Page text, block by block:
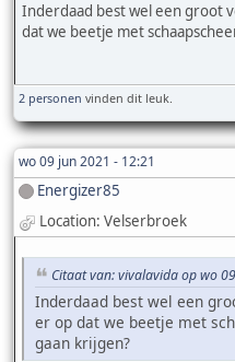
Inderdaad best wel een groot
dat we beetje met
2 personen vinden dit leuk.
wo 09 jun 2021 - 12:21
Energizer85
Location: Velserbroek
Citaat van: vivalavida op wo
Inderdaad best wel een
er op dat we beetje met
gaan krijgen?